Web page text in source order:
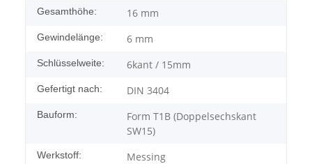
Gesamthöhe: 16 mm
Gewindelänge: 6 mm
Schlüsselweite: 6kant / 15mm
Gefertigt nach: DIN 3404
Bauform:
Form T1B (Doppelsechskant
SW15)
Werkstoff: Messing